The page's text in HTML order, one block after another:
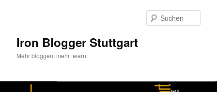
Iron Blogger Stuttgart
Mehr bloggen, mehr feiern.